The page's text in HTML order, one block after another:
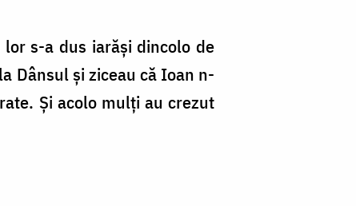
s-a dus iarăşi dincolo de
Dânsul şi ziceau că Ioan n-
Şi acolo mulţi au crezut